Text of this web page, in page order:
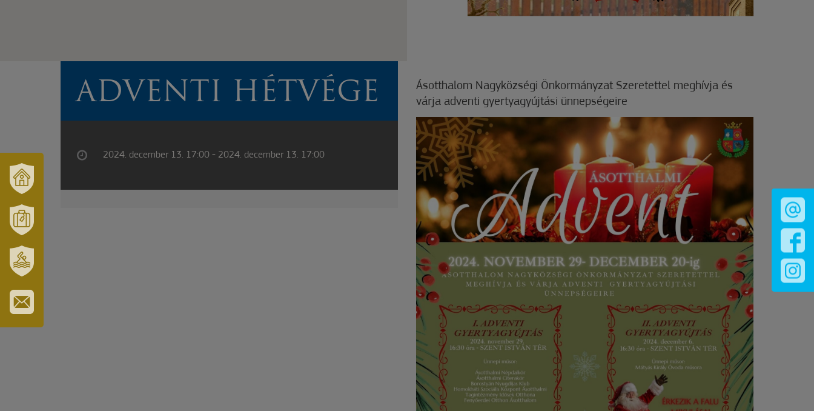
ÉS
TÉRSÉGÜNK
TURISZTIKA
ERZSÉBET
GYÓGYFÜRDŐ
IRATKOZZON
ADVENTI HÉTVÉGE
2024. december 13. 17:00 - 2024. december 13. 17:00
Ásotthalom Nagyközségi Önkormányzat Szeretettel meghívja és
várja adventi gyertyagyújtási ünnepségeire